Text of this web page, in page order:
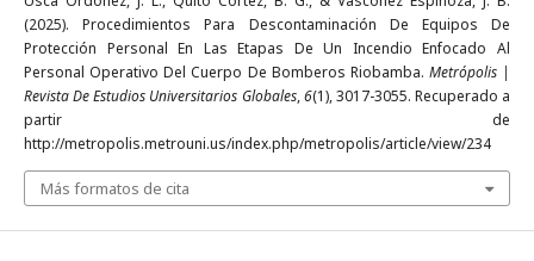
(2025). Procedimientos Para Descontaminación De Equipos De
Protección Personal En Las Etapas De Un Incendio Enfocado Al
Personal Operativo Del Cuerpo De Bomberos Riobamba. Metrópolis |
Revista De Estudios Universitarios Globales,6(1), 3017-3055. Recuperado a
partir de
http://metropolis.metrouni.us/index.php/metropolis/article/view/234
Más formatos de cita